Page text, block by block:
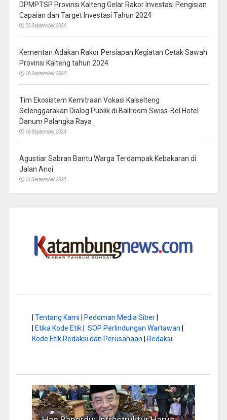
DPMPTSP Provinsi Kalteng Gelar Rakor Investasi Pengisian
Capaian dan Target Investasi Tahun 2024
23 September 2024
Kementan Adakan Rakor Persiapan Kegiatan Cetak Sawah
Provinsi Kalteng tahun 2024
18 September 2024
Tim Ekosistem Kemitraan Vokasi Kalselteng
Selenggarakan Dialog Publik di Ballroom Swiss-Bel Hotel
Danum Palangka Raya
18 September 2024
Agustiar Sabran Bantu Warga Terdampak Kebakaran di
Jalan Anoi
14 September 2024
Tentang Kami Pedoman Media Siber|
Etika Kode Etik| SOP Perlindungan Wartawan
Kode Etik Redaksi dan Perusahaan
Redaksi